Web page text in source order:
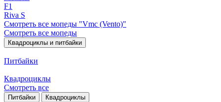
F1
Riva S
Смотреть все мопеды "Vmc (Vento)"
Смотреть все мопеды
Квадроциклы и питбайки
Питбайки
Квадроциклы
Смотреть все
Питбайки Квадроциклы